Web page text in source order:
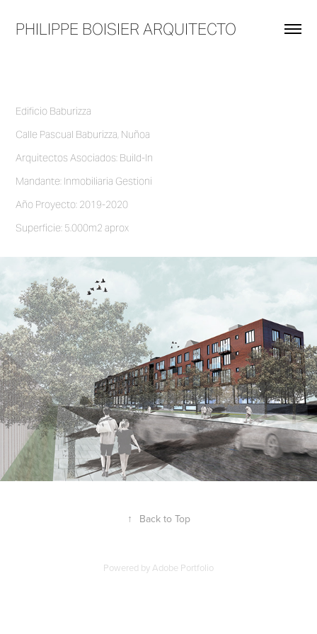
PHILIPPE BOISIER ARQUITECTO
Edificio Baburizza
Calle Pascual Baburizza, Nuñoa
Arquitectos Asociados: Build-In
Mandante: Inmobiliaria Gestioni
Año Proyecto: 2019-2020
Superficie: 5.000m2 aprox
↑ Back to Top
Powered by Adobe Portfolio